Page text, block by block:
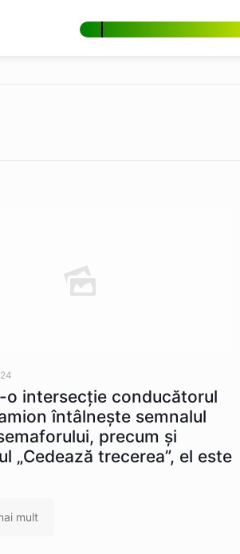
o intersecţie conducătorul
întâlneşte semnalul
precum şi
„Cedează trecerea”, el este
mult